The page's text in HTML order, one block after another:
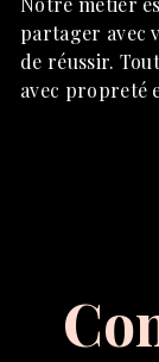
partager avec
de réussir.
avec propreté